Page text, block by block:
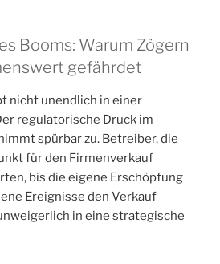
Booms: Warum Zögern
gefährdet
nicht unendlich in einer
regulatorische Druck im
spürbar zu. Betreiber, die
für den Firmenverkauf
bis die eigene Erschöpfung
Ereignisse den Verkauf
in eine strategische